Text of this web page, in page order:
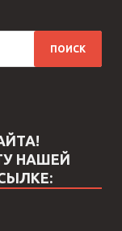
НАШЕЙ